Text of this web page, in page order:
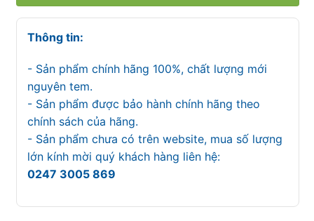
Thông tin:
- Sản phẩm chính hãng 100%, chất lượng mới
nguyên tem.
- Sản phẩm được bảo hành chính hãng theo
chính sách của hãng.
- Sản phẩm chưa có trên website, mua số lượng
lớn kính mời quý khách hàng liên hệ:
0247 3005 869